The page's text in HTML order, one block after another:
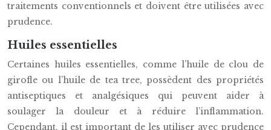
traitements conventionnels et doivent être utilisées avec
prudence.
Huiles essentielles
Certaines huiles essentielles, comme l’huile de clou de
girofle ou l’huile de tea tree, possèdent des propriétés
antiseptiques et analgésiques qui peuvent aider à
soulager la douleur et à réduire l’inflammation.
Cependant, il est important de les utiliser avec prudence